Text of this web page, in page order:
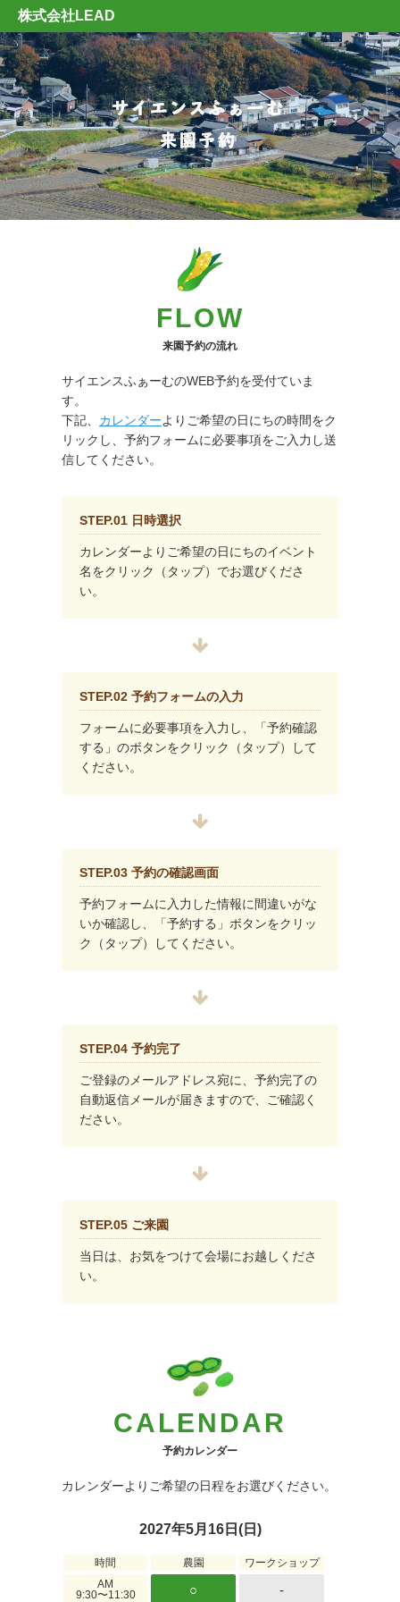
株式会社LEAD
FLOW
来園予約の流れ
サイエンスふぁーむのWEB予約を受付ていま
す。
下記、 カレンダーよりご希望の日にちの時間をク
リックし、予約フォームに必要事項をご入力し送
信してください。
STEP.01 日時選択
カレンダーよりご希望の日にちのイベント
名をクリック（タップ）でお選びくださ
い。
STEP.02 予約フォームの入力
フォームに必要事項を入力し、「予約確認
する」のボタンをクリック（タップ）して
ください。
STEP.03 予約の確認画面
予約フォームに入力した情報に間違いがな
いか確認し、「予約する」ボタンをクリッ
ク（タップ）してください。
STEP.04 予約完了
ご登録のメールアドレス宛に、予約完了の
自動返信メールが届きますので、ご確認く
ださい。
STEP.05 ご来園
当日は、お気をつけて会場にお越しくださ
い。
CALENDAR
予約カレンダー
カレンダーよりご希望の日程をお選びください。
2027年5月16日(日)
時間 農園
ワークショップ
AM
9:30〜11:30
○ -